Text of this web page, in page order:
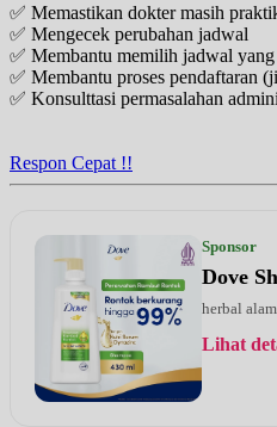
Rabu, 19/08/2026
Jam 15:00 - 17:00
EKSEKUTIF
Rabu, 19/08/2026
EKSEKUTIF
Selasa, 25/08/2026
Jam 15:00 - 17:00
EKSEKUTIF
Rabu, 26/08/2026
Jam 15:00 - 17:00
✅ Memastikan dokter masih
✅ Mengecek perubahan jadwal
✅ Membantu memilih jadwal yang
✅ Membantu proses pendaftaran
✅ Konsulttasi permasalahan
Respon Cepat !!
Sponsor
Dove
herbal
Lihat